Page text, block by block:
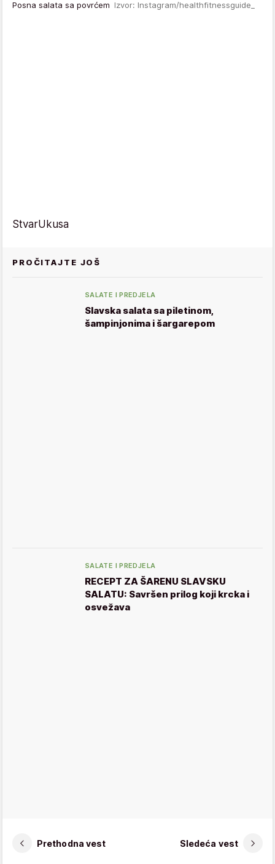
Posna salata sa povrćem Izvor: Instagram/healthfitnessguide_
StvarUkusa
PROČITAJTE JOŠ
SALATE I PREDJELA
Slavska salata sa piletinom,
šampinjonima i šargarepom
SALATE I PREDJELA
RECEPT ZA ŠARENU SLAVSKU
SALATU: Savršen prilog koji krcka i
osvežava
Prethodna vest Sledeća vest